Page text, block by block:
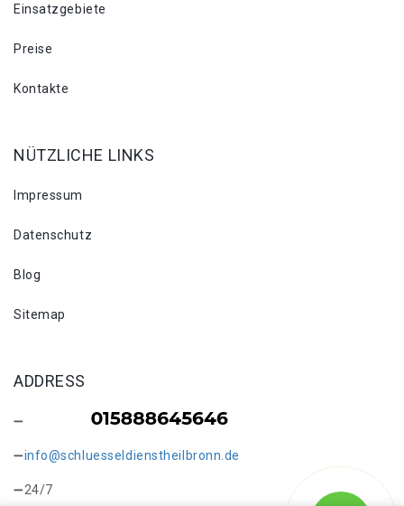
Einsatzgebiete
Preise
Kontakte
NÜTZLICHE LINKS
Impressum
Datenschutz
Blog
Sitemap
ADDRESS
info@schluesseldienstheilbronn.de
24/7